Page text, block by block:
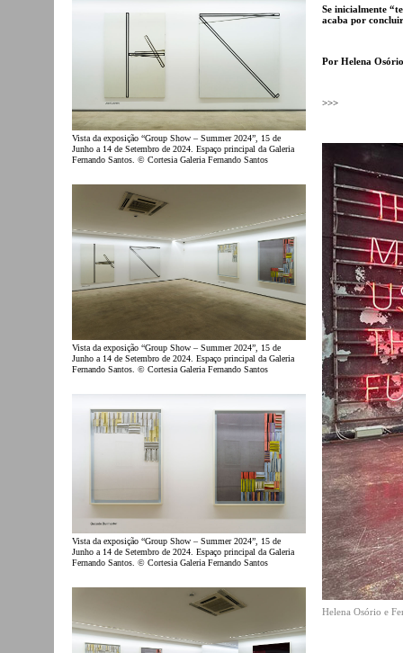
Vista da exposição “Group Show – Summer 2024”, 15 de
Junho a 14 de Setembro de 2024. Espaço principal da Galeria
Fernando Santos. © Cortesia Galeria Fernando Santos
Vista da exposição “Group Show – Summer 2024”, 15 de
Junho a 14 de Setembro de 2024. Espaço principal da Galeria
Fernando Santos. © Cortesia Galeria Fernando Santos
Vista da exposição “Group Show – Summer 2024”, 15 de
Junho a 14 de Setembro de 2024. Espaço principal da Galeria
Fernando Santos. © Cortesia Galeria Fernando Santos
Se inicialmente
acaba por
Por Helena Osório
>>>
Helena Osório e